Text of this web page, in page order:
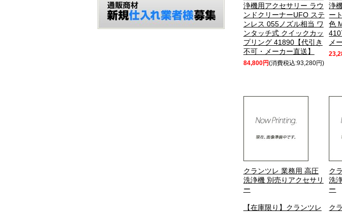
浄機用アクセサリー ラウ
ンドクリーナーUFO ステ
ンレス 055ノズル相当 ワ
ンタッチ式 クイックカッ
プリング 41890【代引き
不可・メーカー直送】
84,800円(消費税込:93,280円)
浄
ー
色
メ
クランツレ 業務用 高圧
洗浄機 別売りアクセサリ
ー
【在庫限り】クランツレ
ク
洗
ー
ク